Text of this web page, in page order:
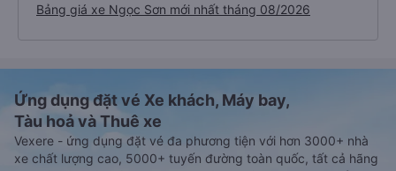
Bảng giá xe Ngọc Sơn mới nhất tháng 08/2026
Ứng dụng đặt vé Xe khách, Máy bay,
Tàu hoả và Thuê xe
Vexere - ứng dụng đặt vé đa phương tiện với hơn 3000+ nhà
xe chất lượng cao, 5000+ tuyến đường toàn quốc, tất cả hãng